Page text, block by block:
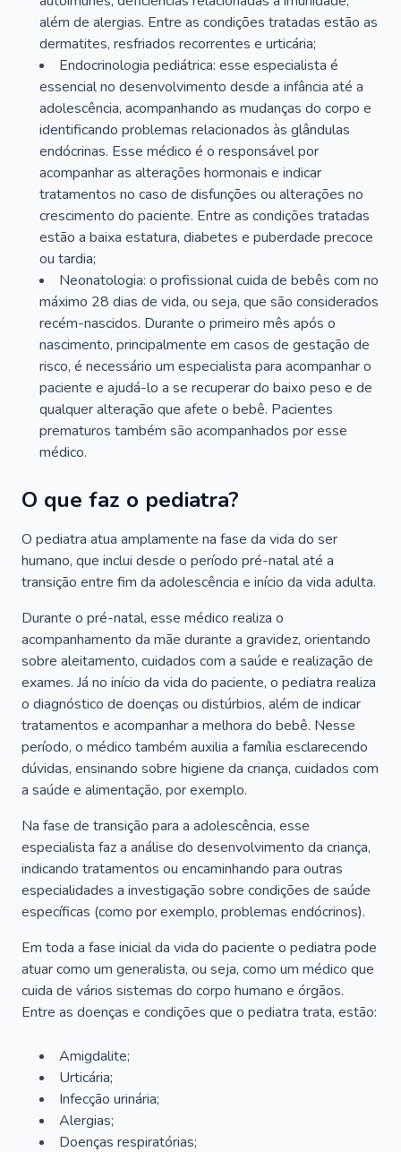
além de alergias. Entre as condições tratadas estão as
dermatites, resfriados recorrentes e urticária;
Endocrinologia pediátrica: esse especialista é
essencial no desenvolvimento desde a infância até a
adolescência, acompanhando as mudanças do corpo e
identificando problemas relacionados às glândulas
endócrinas. Esse médico é o responsável por
acompanhar as alterações hormonais e indicar
tratamentos no caso de disfunções ou alterações no
crescimento do paciente. Entre as condições tratadas
estão a baixa estatura, diabetes e puberdade precoce
ou tardia;
Neonatologia: o profissional cuida de bebês com no
máximo 28 dias de vida, ou seja, que são considerados
recém-nascidos. Durante o primeiro mês após o
nascimento, principalmente em casos de gestação de
risco, é necessário um especialista para acompanhar o
paciente e ajudá-lo a se recuperar do baixo peso e de
qualquer alteração que afete o bebê. Pacientes
prematuros também são acompanhados por esse
médico.
O que faz o pediatra?
O pediatra atua amplamente na fase da vida do ser
humano, que inclui desde o período pré-natal até a
transição entre fim da adolescência e início da vida adulta.
Durante o pré-natal, esse médico realiza o
acompanhamento da mãe durante a gravidez, orientando
sobre aleitamento, cuidados com a saúde e realização de
exames. Já no início da vida do paciente, o pediatra realiza
o diagnóstico de doenças ou distúrbios, além de indicar
tratamentos e acompanhar a melhora do bebê. Nesse
período, o médico também auxilia a família esclarecendo
dúvidas, ensinando sobre higiene da criança, cuidados com
a saúde e alimentação, por exemplo.
Na fase de transição para a adolescência, esse
especialista faz a análise do desenvolvimento da criança,
indicando tratamentos ou encaminhando para outras
especialidades a investigação sobre condições de saúde
específicas (como por exemplo, problemas endócrinos).
Em toda a fase inicial da vida do paciente o pediatra pode
atuar como um generalista, ou seja, como um médico que
cuida de vários sistemas do corpo humano e órgãos.
Entre as doenças e condições que o pediatra trata, estão:
Amigdalite;
Urticária;
Infecção urinária;
Alergias;
Doenças respiratórias;